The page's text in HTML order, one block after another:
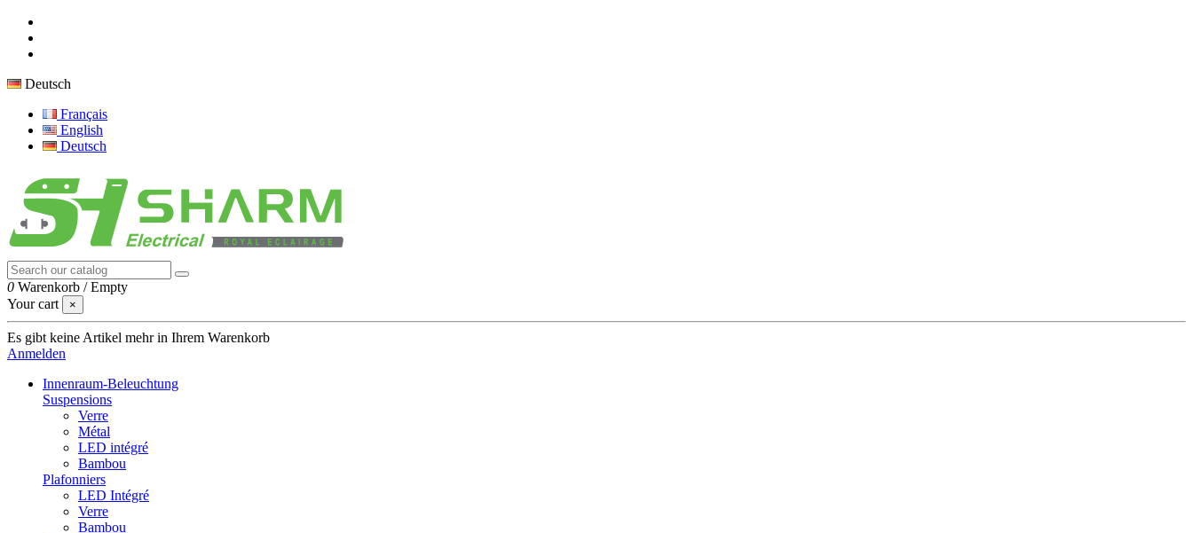
Deutsch
Français
English
Deutsch
0 Warenkorb /Empty
Your cart
×
Es gibt keine Artikel mehr in Ihrem Warenkorb
Anmelden
Innenraum-Beleuchtung
Suspensions
Verre
Métal
LED intégré
Bambou
Plafonniers
LED Intégré
Verre
Bambou